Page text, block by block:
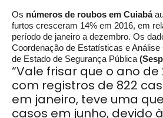
Amazônia
Os números de roubos em Cuiabá
furtos cresceram 14% em 2016, em
período de janeiro a dezembro. Os
Coordenação de Estatísticas e
de Estado de Segurança Pública
“Vale frisar que o ano de
com registros de 822
em janeiro, teve uma
casos em junho, devido